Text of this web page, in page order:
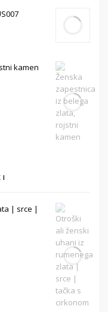
kamen
| srce |